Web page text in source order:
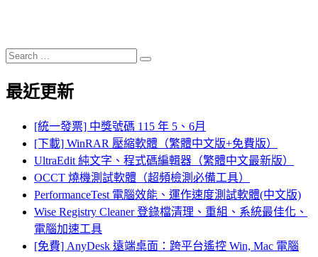
Search
for:
Search
最近更新
[統一發票] 中獎號碼 115 年 5、6月
[下載] WinRAR 壓縮軟體（繁體中文版+免費版）
UltraEdit 純文字、程式碼編輯器（繁體中文最新版）
OCCT 燒機測試軟體（超頻檢測必備工具）
PerformanceTest 電腦效能、運作速度測試軟體(中文版)
Wise Registry Cleaner 登錄檔清理、重組、系統最佳化、
電腦加速工具
[免費] AnyDesk 遠端桌面：跨平台遙控 Win, Mac 電腦